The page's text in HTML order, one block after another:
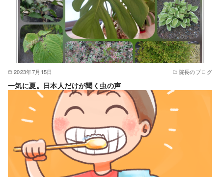
2023年7月15日 院長のブログ
一気に夏。日本人だけが聞く虫の声